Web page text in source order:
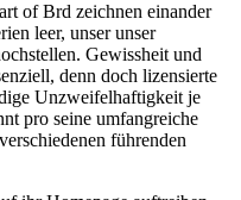
of Brd zeichnen einander
leer, unser unser
Gewissheit und
denn doch lizensierte
Unzweifelhaftigkeit je
pro seine umfangreiche
führenden